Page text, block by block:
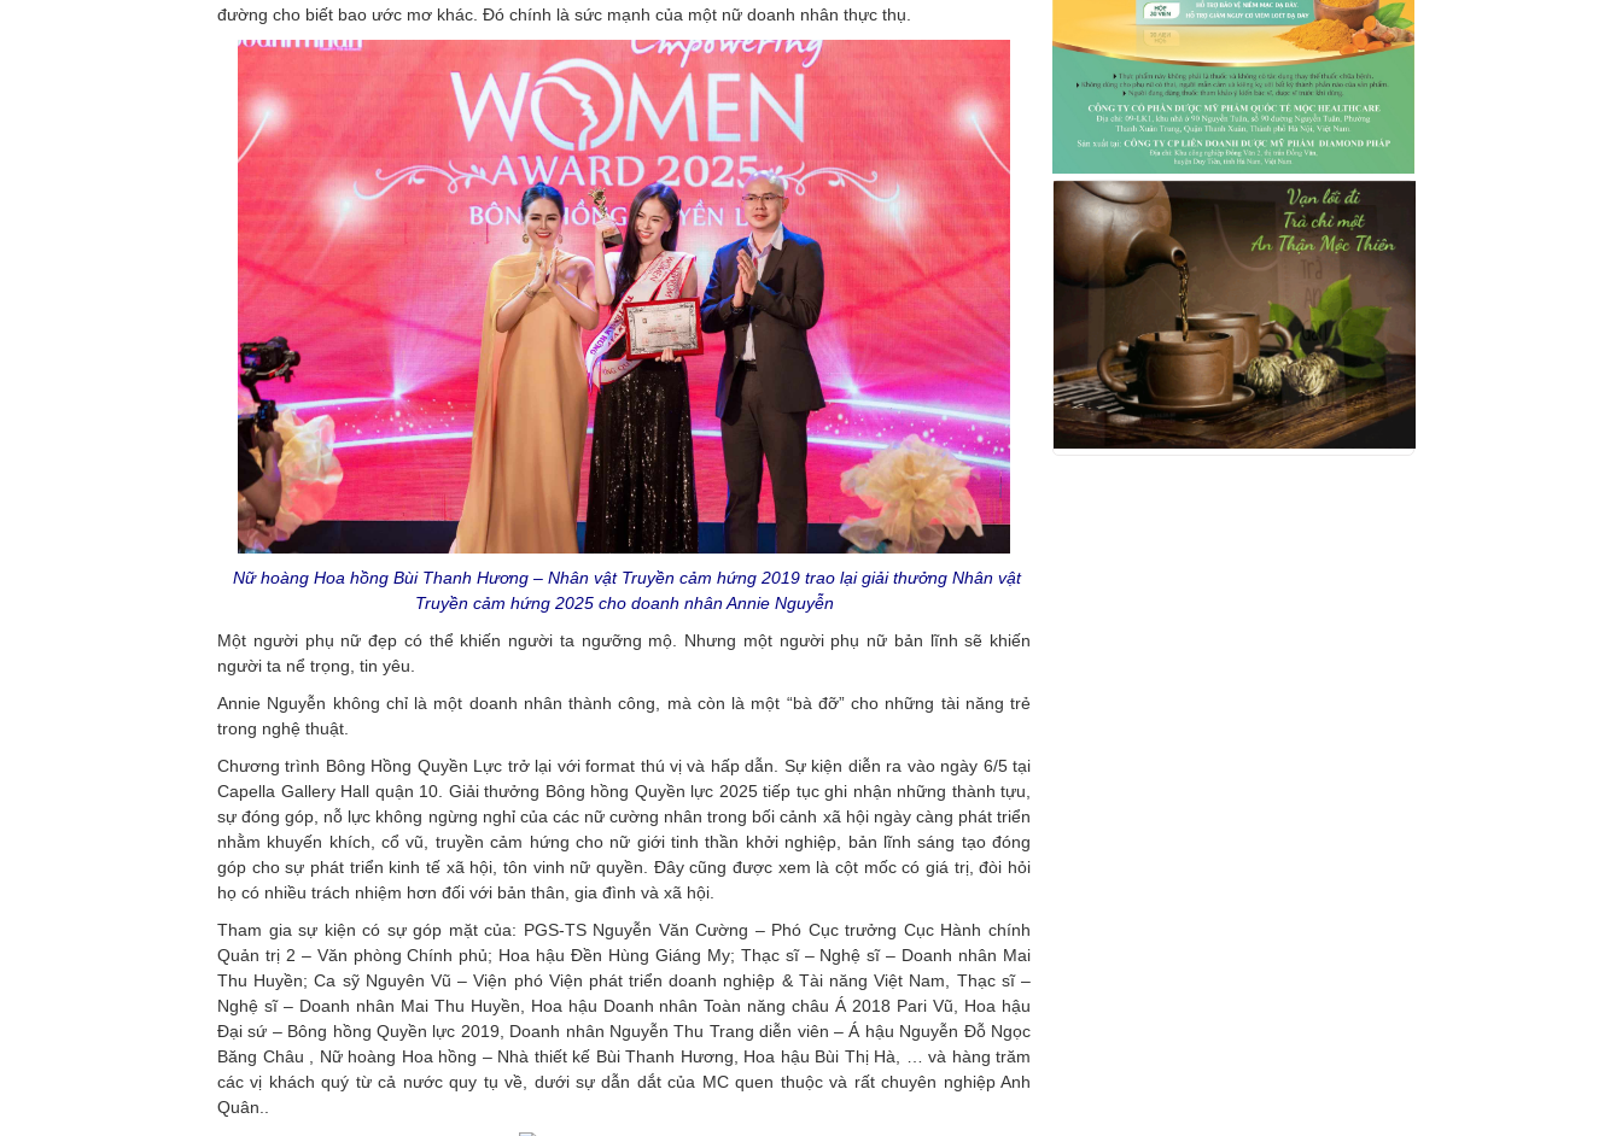
đường cho biết bao ước mơ khác. Đó chính là sức mạnh của một nữ doanh nhân thực thụ.
Nữ hoàng Hoa hồng Bùi Thanh Hương – Nhân vật Truyền cảm hứng 2019 trao lại giải thưởng Nhân vật
Truyền cảm hứng 2025 cho doanh nhân Annie Nguyễn
Một người phụ nữ đẹp có thể khiến người ta ngưỡng mộ. Nhưng một người phụ nữ bản lĩnh sẽ khiến
người ta nể trọng, tin yêu.
Annie Nguyễn không chỉ là một doanh nhân thành công, mà còn là một “bà đỡ” cho những tài năng trẻ
trong nghệ thuật.
Chương trình Bông Hồng Quyền Lực trở lại với format thú vị và hấp dẫn. Sự kiện diễn ra vào ngày 6/5 tại
Capella Gallery Hall quận 10. Giải thưởng Bông hồng Quyền lực 2025 tiếp tục ghi nhận những thành tựu,
sự đóng góp, nỗ lực không ngừng nghỉ của các nữ cường nhân trong bối cảnh xã hội ngày càng phát triển
nhằm khuyến khích, cổ vũ, truyền cảm hứng cho nữ giới tinh thần khởi nghiệp, bản lĩnh sáng tạo đóng
góp cho sự phát triển kinh tế xã hội, tôn vinh nữ quyền. Đây cũng được xem là cột mốc có giá trị, đòi hỏi
họ có nhiều trách nhiệm hơn đối với bản thân, gia đình và xã hội.
Tham gia sự kiện có sự góp mặt của: PGS-TS Nguyễn Văn Cường – Phó Cục trưởng Cục Hành chính
Quản trị 2 – Văn phòng Chính phủ; Hoa hậu Đền Hùng Giáng My; Thạc sĩ – Nghệ sĩ – Doanh nhân Mai
Thu Huyền; Ca sỹ Nguyên Vũ – Viện phó Viện phát triển doanh nghiệp & Tài năng Việt Nam, Thạc sĩ –
Nghệ sĩ – Doanh nhân Mai Thu Huyền, Hoa hậu Doanh nhân Toàn năng châu Á 2018 Pari Vũ, Hoa hậu
Đại sứ – Bông hồng Quyền lực 2019, Doanh nhân Nguyễn Thu Trang diễn viên – Á hậu Nguyễn Đỗ Ngọc
Băng Châu , Nữ hoàng Hoa hồng – Nhà thiết kế Bùi Thanh Hương, Hoa hậu Bùi Thị Hà, … và hàng trăm
các vị khách quý từ cả nước quy tụ về, dưới sự dẫn dắt của MC quen thuộc và rất chuyên nghiệp Anh
Quân..